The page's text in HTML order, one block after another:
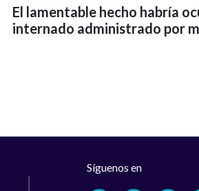
El lamentable hecho habría
internado administrado por
Síguenos en